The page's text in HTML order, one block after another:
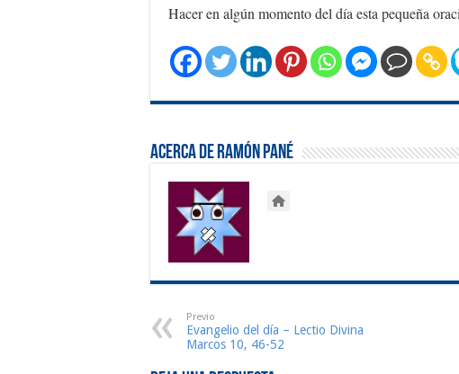
Hacer en algún momento del día esta pequeña
Acerca de Ramón Pané
Previo
Evangelio del día – Lectio Divina
Marcos 10, 46-52